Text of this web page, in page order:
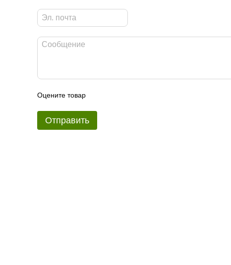
Оцените товар
Отправить